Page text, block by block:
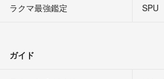
ラクマ最強鑑定
SPU
ガイド